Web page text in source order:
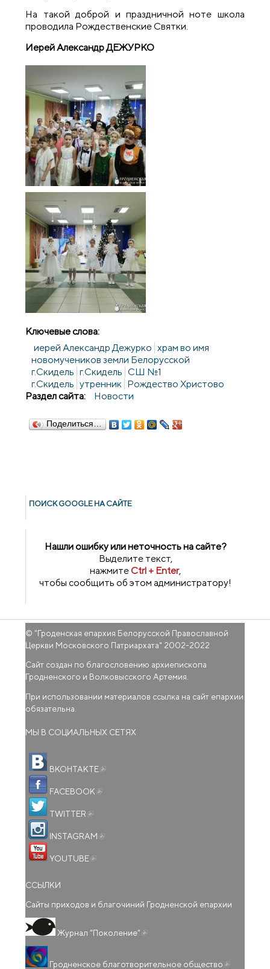
На такой доброй и праздничной ноте школа
проводила Рождественские Святки.
Иерей Александр ДЕЖУРКО
Ключевые слова:
иерей Александр Дежурко храм во имя
новомучеников земли Белорусской
г.Скидель г.Скидель СШ №1
г.Скидель утренник Рождество Христово
Раздел сайта:
Новости
Поделиться…
ПОИСК GOОGLE НА САЙТЕ
Нашли ошибку или неточность на сайте?
Выделите текст,
нажмитеCtrl + Enter,
чтобы сообщить об этом администратору!
© "Гроденская епархия Белорусской Православной
Церкви Московского Патриархата" 2002-2022
Сайт создан по благословению архиепископа
Гродненского и Волковысского Артемия.
При использовании материалов ссылка на сайт епархии
обязательна.
МЫ В СОЦИАЛЬНЫХ СЕТЯХ
ВКОНТАКТЕ
FACEBOOK
TWITTER
INSTAGRAM
YOUTUBE
ССЫЛКИ
Сайты приходов и благочиний Гродненской епархии
Журнал "Поколение"
Гродненское благотворительное общество ссылка)